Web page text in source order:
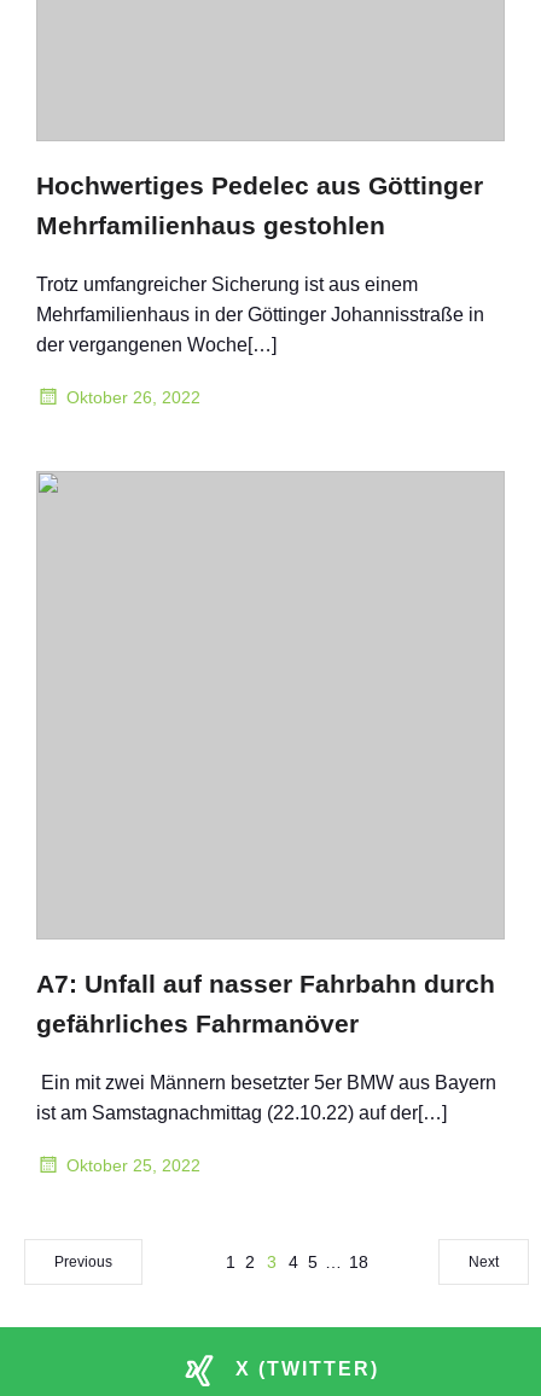
Hochwertiges Pedelec aus Göttinger
Mehrfamilienhaus gestohlen
Trotz umfangreicher Sicherung ist aus einem
Mehrfamilienhaus in der Göttinger Johannisstraße in
der vergangenen Woche[…]
Oktober 26, 2022
A7: Unfall auf nasser Fahrbahn durch
gefährliches Fahrmanöver
Ein mit zwei Männern besetzter 5er BMW aus Bayern
ist am Samstagnachmittag (22.10.22) auf der[…]
Oktober 25, 2022
Previous 1 2 3 4 5 18 Next
X (TWITTER)